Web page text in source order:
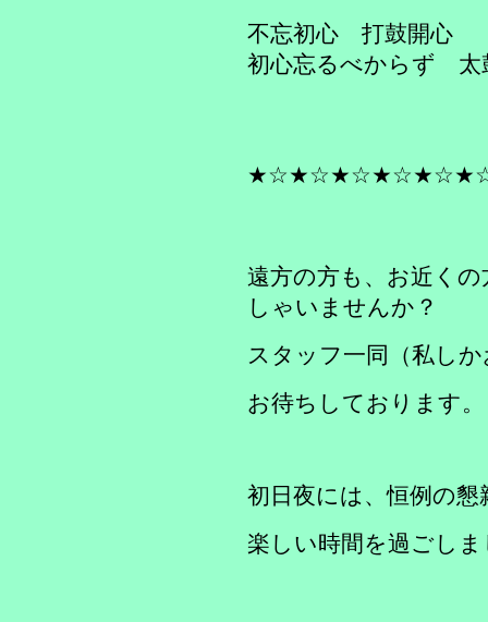
不忘初心 打鼓開心
初心忘るべからず
遠方の方も、お近く
しゃいませんか？
スタッフ一同（私し
お待ちしております。
初日夜には、恒例の
楽しい時間を過ごし